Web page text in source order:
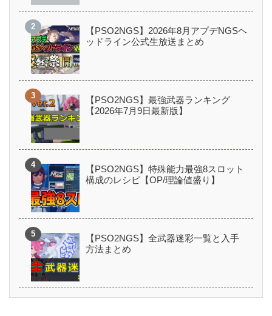
【PSO2NGS】2026年8月アプデNGSヘ
ッドライン公式生放送まとめ
【PSO2NGS】最強武器ランキング
【2026年7月9日最新版】
【PSO2NGS】特殊能力最強8スロット
構成のレシピ【OP/理論値盛り】
【PSO2NGS】全武器迷彩一覧と入手
方法まとめ